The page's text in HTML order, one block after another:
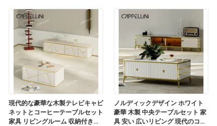
現代的な豪華な木製テレビキャビ
ネットとコーヒーテーブルセット
家具 リビングルーム 収納付きの
ノルディックデザイン ホワイト
豪華 木製 中央テーブルセット 家
具 安い 広いリビング 現代のコー